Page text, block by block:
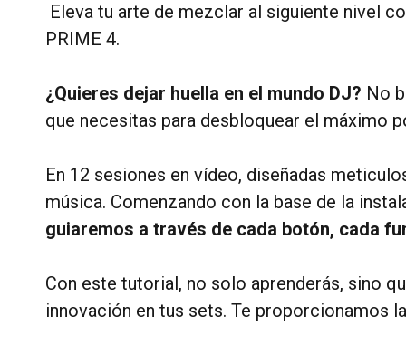
Eleva tu arte de mezclar al siguiente nivel
PRIME 4.
¿Quieres dejar huella en el mundo DJ? No
que necesitas para desbloquear el máximo
En 12 sesiones en vídeo, diseñadas
música. Comenzando con la base de la
guiaremos a través de cada botón, cada
Con este tutorial, no solo aprenderás, sino
innovación en tus sets. Te proporcionamos